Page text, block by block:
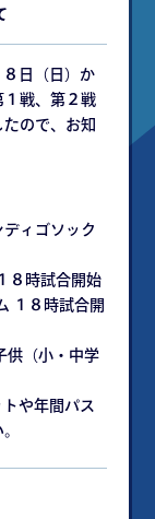
日（日）か
１戦、第２戦
ので、お知
ディゴソック
８時試合開始
１８時試合開
供（小・中学
や年間パス